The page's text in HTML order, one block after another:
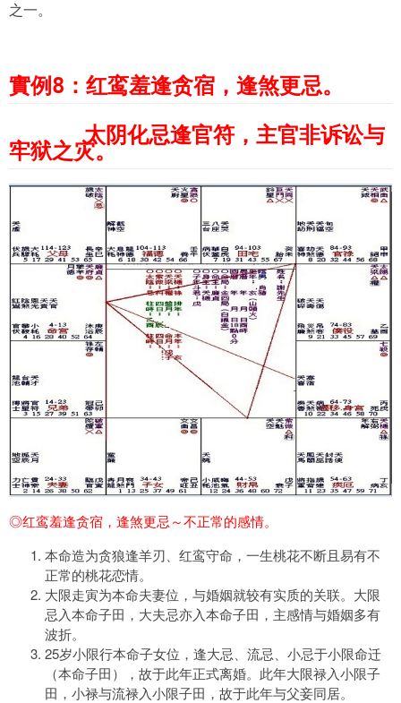
之一。
實例8 ：红鸾羞逢贪宿，逢煞更忌。
太阴化忌逢官符，主官非诉讼与
牢狱之灾。
◎红鸾羞逢贪宿，逢煞更忌～不正常的感情。
本命造为贪狼逢羊刃、红鸾守命，一生桃花不断且易有不
正常的桃花恋情。
大限走寅为本命夫妻位，与婚姻就较有实质的关联。大限
忌入本命子田，大夫忌亦入本命子田，主感情与婚姻多有
波折。
25岁小限行本命子女位，逢大忌、流忌、小忌于小限命迁
（本命子田），故于此年正式离婚。此年大限禄入小限子
田，小禄与流禄入小限子田，故于此年与父妾同居。